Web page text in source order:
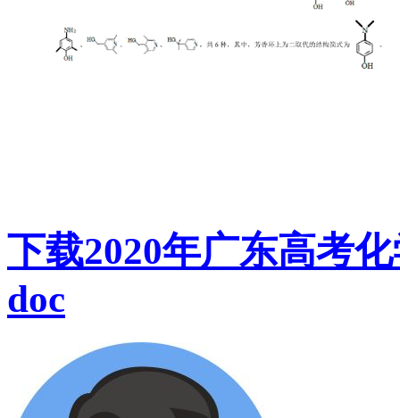
下载2020年广东高考
doc